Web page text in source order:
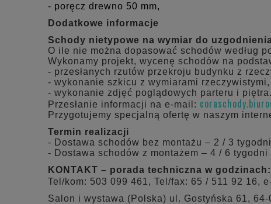
- poręcz drewno 50 mm,
Dodatkowe informacje
Schody nietypowe na wymiar do
O ile nie można dopasować schodów według
Wykonamy projekt, wycenę schodów na
- przesłanych rzutów przekroju budynku z
- wykonanie szkicu z wymiarami rzeczywistymi,
- wykonanie zdjęć poglądowych parteru i piętra.
Przesłanie informacji na e-mail:
Przygotujemy specjalną ofertę w naszym
Termin realizacji
- Dostawa schodów bez montażu – 2 / 3
- Dostawa schodów z montażem – 4 / 6 tygodni
KONTAKT – porada techniczna w
Tel/kom: 503 099 461, Tel/fax: 65 / 511 92 16,
Salon i wystawa (Polska) ul. Gostyńska 61, 64-